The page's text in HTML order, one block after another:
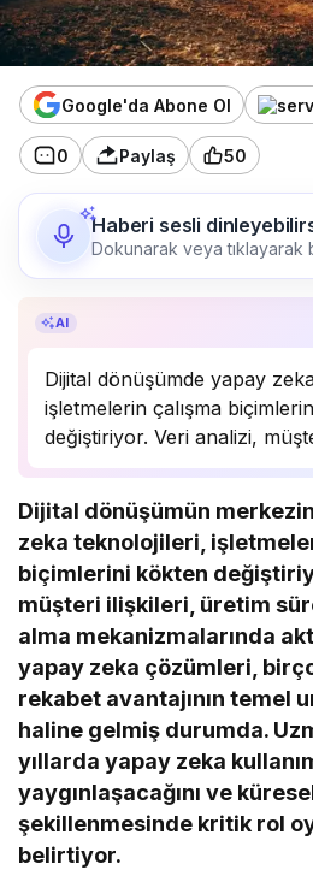
Google'da Abone Ol
0 Paylaş 50
Haberi sesli
Dokunarak veya tıklayarak
AI
Dijital dönüşümde yapay
işletmelerin çalışma
değiştiriyor. Veri analizi,
süreçlerinde önemli bir rol
Uzmanlar, bu teknolojinin
daha da yaygınlaşarak…
Dijital dönüşümün
zeka teknolojileri,
biçimlerini kökten
müşteri ilişkileri, üretim
alma mekanizmalarında
yapay zeka çözümleri,
rekabet avantajının temel
haline gelmiş durumda.
yıllarda yapay zeka
yaygınlaşacağını ve
şekillenmesinde kritik rol
belirtiyor.